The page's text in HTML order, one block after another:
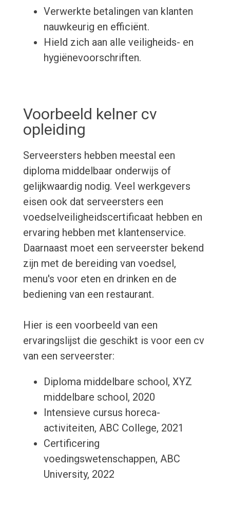
Verwerkte betalingen van klanten
nauwkeurig en efficiënt.
Hield zich aan alle veiligheids- en
hygiënevoorschriften.
Voorbeeld kelner cv
opleiding
Serveersters hebben meestal een
diploma middelbaar onderwijs of
gelijkwaardig nodig. Veel werkgevers
eisen ook dat serveersters een
voedselveiligheidscertificaat hebben en
ervaring hebben met klantenservice.
Daarnaast moet een serveerster bekend
zijn met de bereiding van voedsel,
menu's voor eten en drinken en de
bediening van een restaurant.
Hier is een voorbeeld van een
ervaringslijst die geschikt is voor een cv
van een serveerster:
Diploma middelbare school, XYZ
middelbare school, 2020
Intensieve cursus horeca-
activiteiten, ABC College, 2021
Certificering
voedingswetenschappen, ABC
University, 2022